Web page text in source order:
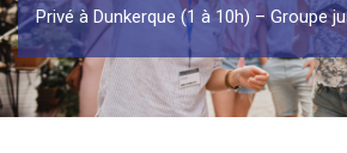
Privé à Dunkerque (1 à 10h) – Groupe